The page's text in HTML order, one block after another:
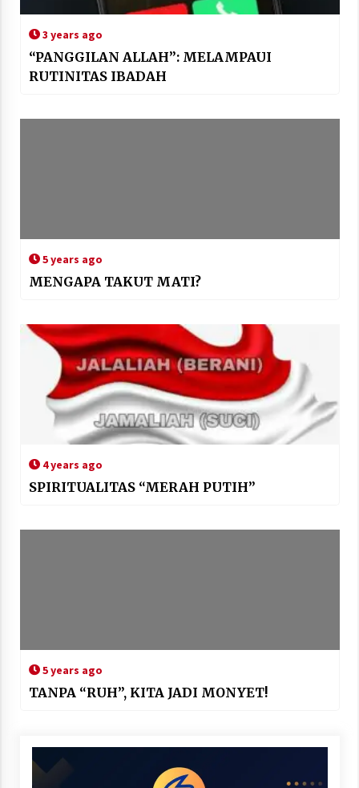
3 years ago
“PANGGILAN ALLAH”: MELAMPAUI
RUTINITAS IBADAH
5 years ago
MENGAPA TAKUT MATI?
4 years ago
SPIRITUALITAS “MERAH PUTIH”
5 years ago
TANPA “RUH”, KITA JADI MONYET!